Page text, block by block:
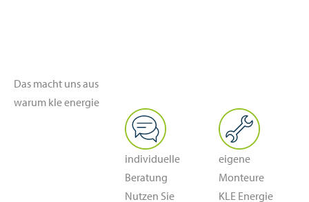
Das macht uns aus
warum kle energie
individuelle
Beratung
Nutzen Sie
eigene
Monteure
KLE Energie